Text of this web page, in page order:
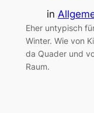
in
Eher untypisch
Winter. Wie von
da Quader und
Raum.